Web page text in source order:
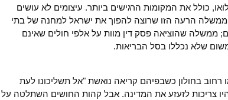
כולל את המקומות הרגישים ביותר. עיצומים לא עושים
הרעה הזו שרוצה להפוך את ישראל למחנה של בתי
ממשלה שהוציאה פסק דין מוות על אלפי חולים שאינם
שלא נכללו בסל הבריאות.
80 ויותר, שחסמו רחוב בחולון כשבפיהם קריאה נואשת "אל תשליכונו לעת
– היו צריכות לזעזע את המדינה. אבל קהות החושים השתלטה על